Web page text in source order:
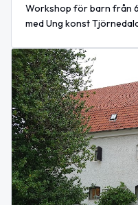
Workshop för barn från
med Ung konst
Baskemölla den 5 augusti